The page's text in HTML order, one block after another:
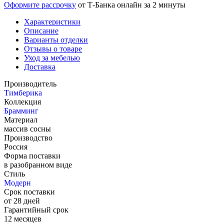
Оформите рассрочку от Т-Банка онлайн за 2 минуты
Характеристики
Описание
Варианты отделки
Отзывы о товаре
Уход за мебелью
Доставка
Производитель
Тимберика
Коллекция
Брамминг
Материал
массив сосны
Производство
Россия
Форма поставки
в разобранном виде
Стиль
Модерн
Срок поставки
от 28 дней
Гарантийный срок
12 месяцев